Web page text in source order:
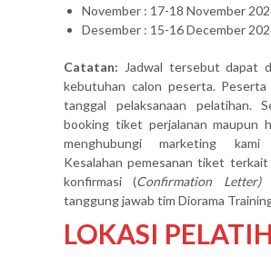
November : 17-18 November
Desember : 15-16 December
Catatan: Jadwal tersebut dapat
kebutuhan calon peserta. Peserta
tanggal pelaksanaan pelatihan.
booking tiket perjalanan maupun
menghubungi marketing
Kesalahan pemesanan tiket
konfirmasi (Confirmation Letter)
tanggung jawab tim Diorama
LOKASI